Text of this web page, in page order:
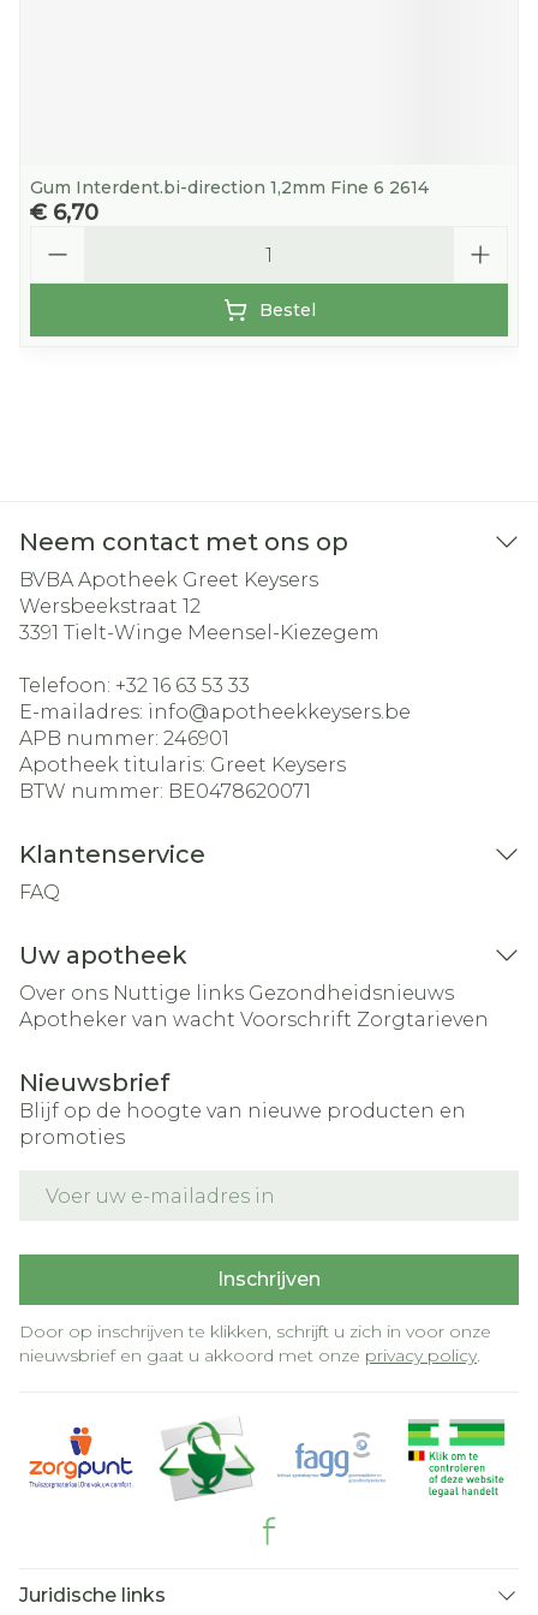
Gum Interdent.bi-direction 1,2mm Fine 6 2614
€ 6,70
Bestel
Neem contact met ons op
BVBA Apotheek Greet Keysers
Wersbeekstraat 12
3391 Tielt-Winge Meensel-Kiezegem
Telefoon: +32 16 63 53 33
E-mailadres: info@apotheekkeysers.be
APB nummer: 246901
Apotheek titularis: Greet Keysers
BTW nummer: BE0478620071
Klantenservice
FAQ
Uw apotheek
Over ons Nuttige links Gezondheidsnieuws
Apotheker van wacht Voorschrift Zorgtarieven
Nieuwsbrief
Blijf op de hoogte van nieuwe producten en
promoties
Inschrijven
Door op inschrijven te klikken, schrijft u zich in voor onze
nieuwsbrief en gaat u akkoord met onze privacy policy.
Juridische links